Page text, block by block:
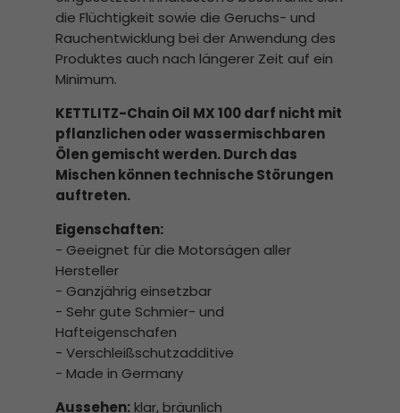
die Flüchtigkeit sowie die Geruchs- und
Rauchentwicklung bei der Anwendung des
Produktes auch nach längerer Zeit auf ein
Minimum.
KETTLITZ-Chain Oil MX 100 darf nicht mit
pflanzlichen oder wassermischbaren
Ölen gemischt werden. Durch das
Mischen können technische Störungen
auftreten.
Eigenschaften:
- Geeignet für die Motorsägen aller
Hersteller
- Ganzjährig einsetzbar
- Sehr gute Schmier- und
Hafteigenschafen
- Verschleißschutzadditive
- Made in Germany
Aussehen:klar, bräunlich